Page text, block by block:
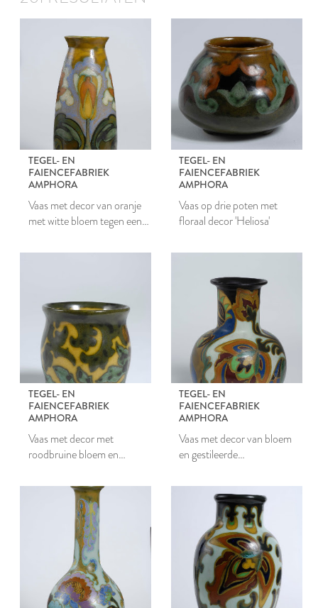
TEGEL- EN
FAIENCEFABRIEK
AMPHORA
Vaas met decor van oranje
met witte bloem tegen een
TEGEL- EN
FAIENCEFABRIEK
AMPHORA
Vaas op drie poten met
floraal decor 'Heliosa'
TEGEL- EN
FAIENCEFABRIEK
AMPHORA
Vaas met decor met
roodbruine bloem en
TEGEL- EN
FAIENCEFABRIEK
AMPHORA
Vaas met decor van bloem
en gestileerde